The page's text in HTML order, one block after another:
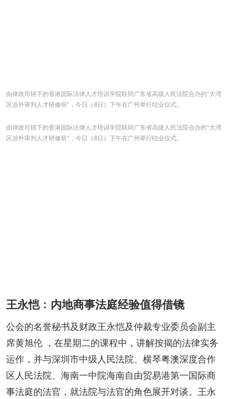
由律政司辖下的香港国际法律人才培训学院联同广东省高级人民法院合办的“大湾
区涉外审判人才研修班”，今日（8日）下午在广州举行结业仪式。
由律政司辖下的香港国际法律人才培训学院联同广东省高级人民法院合办的“大湾
区涉外审判人才研修班”，今日（8日）下午在广州举行结业仪式。
王永恺﹕内地商事法庭经验值得借镜
公会的名誉秘书及财政王永恺及仲裁专业委员会副主
席黄旭伦 ，在星期二的课程中，讲解按揭的法律实务
运作，并与深圳市中级人民法院、横琴粤澳深度合作
区人民法院、海南一中院海南自由贸易港第一国际商
事法庭的法官，就法院与法官的角色展开对谈。王永